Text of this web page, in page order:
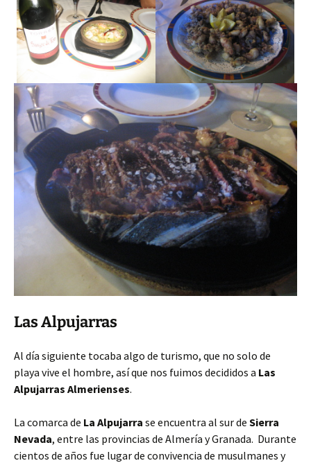
Las Alpujarras
Al día siguiente tocaba algo de turismo, que no solo de
playa vive el hombre, así que nos fuimos decididos a Las
Alpujarras Almerienses.
La comarca de La Alpujarra se encuentra al sur de Sierra
Nevada, entre las provincias de Almería y Granada. Durante
cientos de años fue lugar de convivencia de musulmanes y